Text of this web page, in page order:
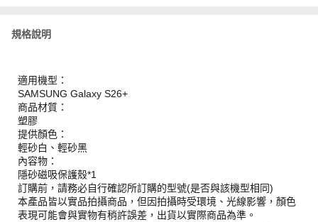
規格說明
適用機型：
SAMSUNG Galaxy S26+
商品材質：
塑膠
提供顏色：
輕砂白、輕砂黑
內容物：
隱砂磁吸保護殼*1
訂購前，請務必自行確認所訂購的型號(是否與該機型相同)
本產品皆以實品拍攝商品，但因拍攝時受環境、光線影響，顏色
表現可能會與實物有稍許誤差，出貨以實際商品為準。